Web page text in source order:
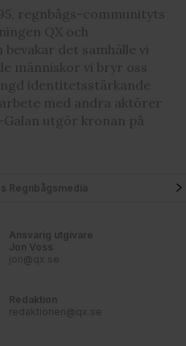
informationen med annan
eller som de har
tjänster. Du godkänner
av vår webbplats.
regnbågs-communityts
QX och
det samhälle vi
människor vi bryr oss
identitetsstärkande
med andra aktörer
utgör kronan på
Regnbågsmedia
Ansvarig utgivare
Jon Voss
jon@qx.se
Redaktion
redaktionen@qx.se